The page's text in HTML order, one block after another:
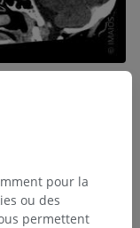
pour la
ou des
permettent